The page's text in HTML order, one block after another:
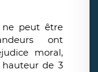
ne peut être
ont
moral,
hauteur de 3